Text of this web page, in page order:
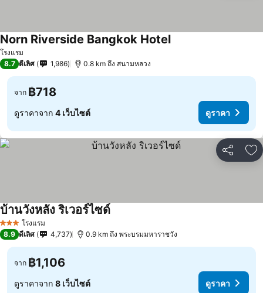
โรงแรม
Norn Riverside Bangkok Hotel
8.7 ดีเลิศ 1,986 0.8 km ถึง สนามหลวง
จาก ฿718
ดูราคาจาก 4 เว็บไซต์ ดูราคา
แชร์ เ
3 ดาว โรงแรม
บ้านวังหลัง ริเวอร์ไซด์
8.9 ดีเลิศ 4,737 0.9 km ถึง พระบรมมหาราชวัง
จาก ฿1,106
ดูราคาจาก 8 เว็บไซต์ ดูราคา